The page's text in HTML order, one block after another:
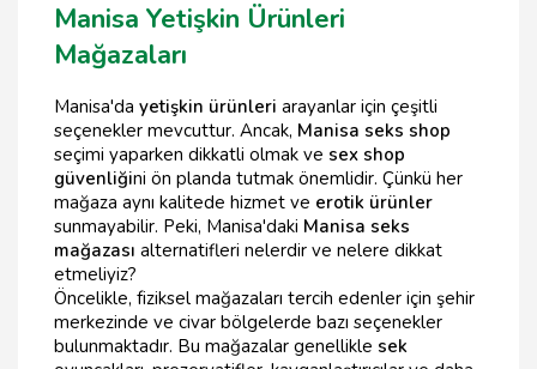
Manisa Yetişkin Ürünleri
Mağazaları
Manisa'da yetişkin ürünleri arayanlar için çeşitli
seçenekler mevcuttur. Ancak, Manisa seks shop
seçimi yaparken dikkatli olmak ve sex shop
güvenliğini ön planda tutmak önemlidir. Çünkü her
mağaza aynı kalitede hizmet ve erotik ürünler
sunmayabilir. Peki, Manisa'daki Manisa seks
mağazası alternatifleri nelerdir ve nelere dikkat
etmeliyiz?
Öncelikle, fiziksel mağazaları tercih edenler için şehir
merkezinde ve civar bölgelerde bazı seçenekler
bulunmaktadır. Bu mağazalar genellikle sek